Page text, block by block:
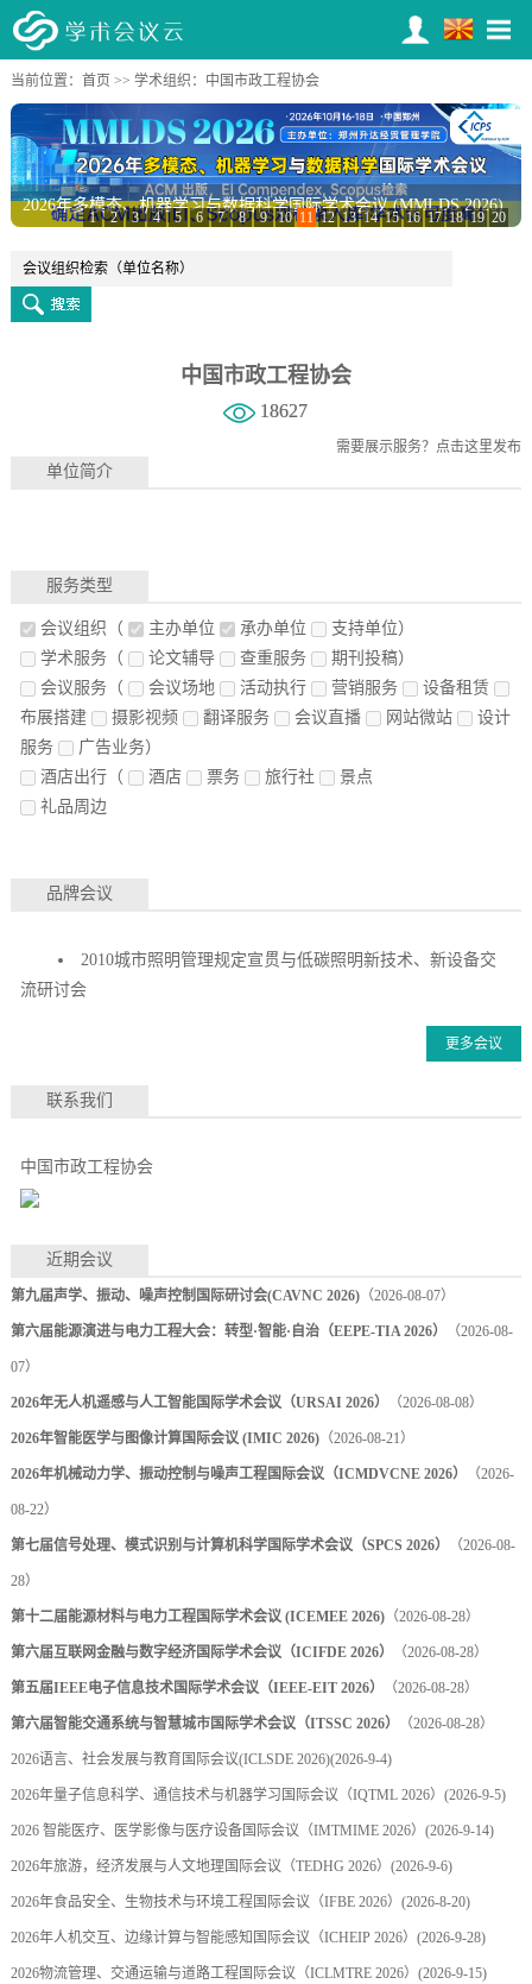
当前位置： 首页 >> 学术组织 ：中国市政工程协会
2026年多模态、机器学习与数据科学国际学术会议 (MMLDS 2026)
1 2 3 4 5 6 7 8 9 10 11 12 13 14 15 16 17 18 19 20
中国市政工程协会
18627
需要展示服务？ 点击这里发布
单位简介
服务类型
会议组织 （ 主办单位 承办单位
支持单位）
学术服务（ 论文辅导 查重服务
期刊投稿）
会议服务（ 会议场地 活动执行 营销服务
设备租赁
布展搭建
摄影视频 翻译服务 会议直播 网站微站
设计
服务
广告业务）
酒店出行（ 酒店 票务 旅行社
景点
礼品周边
品牌会议
2010城市照明管理规定宣贯与低碳照明新技术、新设备交
流研讨会
更多会议
联系我们
中国市政工程协会
近期会议
第九届声学、振动、噪声控制国际研讨会(CAVNC 2026)（2026-08-07）
第六届能源演进与电力工程大会：转型·智能·自治（EEPE-TIA 2026） （2026-08-
07）
2026年无人机遥感与人工智能国际学术会议（URSAI 2026） （2026-08-08）
2026年智能医学与图像计算国际会议 (IMIC 2026)（2026-08-21）
2026年机械动力学、振动控制与噪声工程国际会议（ICMDVCNE 2026） （2026-
08-22）
第七届信号处理、模式识别与计算机科学国际学术会议（SPCS 2026） （2026-08-
28）
第十二届能源材料与电力工程国际学术会议 (ICEMEE 2026)（2026-08-28）
第六届互联网金融与数字经济国际学术会议（ICIFDE 2026） （2026-08-28）
第五届IEEE电子信息技术国际学术会议（IEEE-EIT 2026） （2026-08-28）
第六届智能交通系统与智慧城市国际学术会议（ITSSC 2026） （2026-08-28）
2026语言、社会发展与教育国际会议(ICLSDE 2026)(2026-9-4)
2026年量子信息科学、通信技术与机器学习国际会议（IQTML 2026） (2026-9-5)
2026 智能医疗、医学影像与医疗设备国际会议（IMTMIME 2026） (2026-9-14)
2026年旅游，经济发展与人文地理国际会议（TEDHG 2026） (2026-9-6)
2026年食品安全、生物技术与环境工程国际会议（IFBE 2026） (2026-8-20)
2026年人机交互、边缘计算与智能感知国际会议（ICHEIP 2026） (2026-9-28)
2026物流管理、交通运输与道路工程国际会议（ICLMTRE 2026） (2026-9-15)